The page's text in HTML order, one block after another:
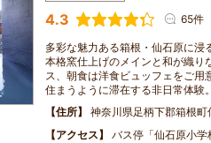
4.3 65件
多彩な魅力ある箱根・仙石原に浸
本格窯仕上げのメインと和が織り
ス、朝食は洋食ビュッフェをご用
住まうように滞在する非日常体験
住所
神奈川県足柄下郡箱根
アクセス
バス停「仙石原小